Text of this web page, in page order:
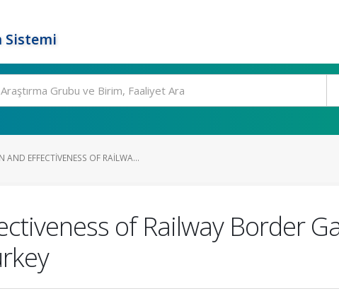
Sistemi
AND EFFECTIVENESS OF RAILWA...
of Railway Border